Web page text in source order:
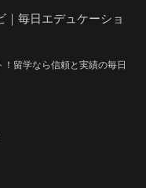
毎日エデュケーショ
留学なら信頼と実績の毎日